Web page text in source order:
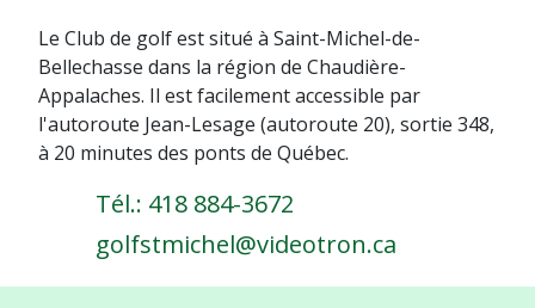
Le Club de golf est situé à Saint-Michel-de-
Bellechasse dans la région de Chaudière-
Appalaches. Il est facilement accessible par
l'autoroute Jean-Lesage (autoroute 20), sortie 348,
à 20 minutes des ponts de Québec.
Tél.: 418 884-3672
golfstmichel@videotron.ca